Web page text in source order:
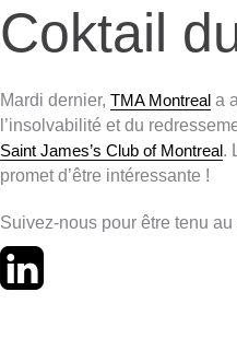
Coktail
Mardi dernier, TMA Montreala
l’insolvabilité et du
Saint James’s Club of Montreal.
promet d’être intéressante !
Suivez-nous pour être tenu